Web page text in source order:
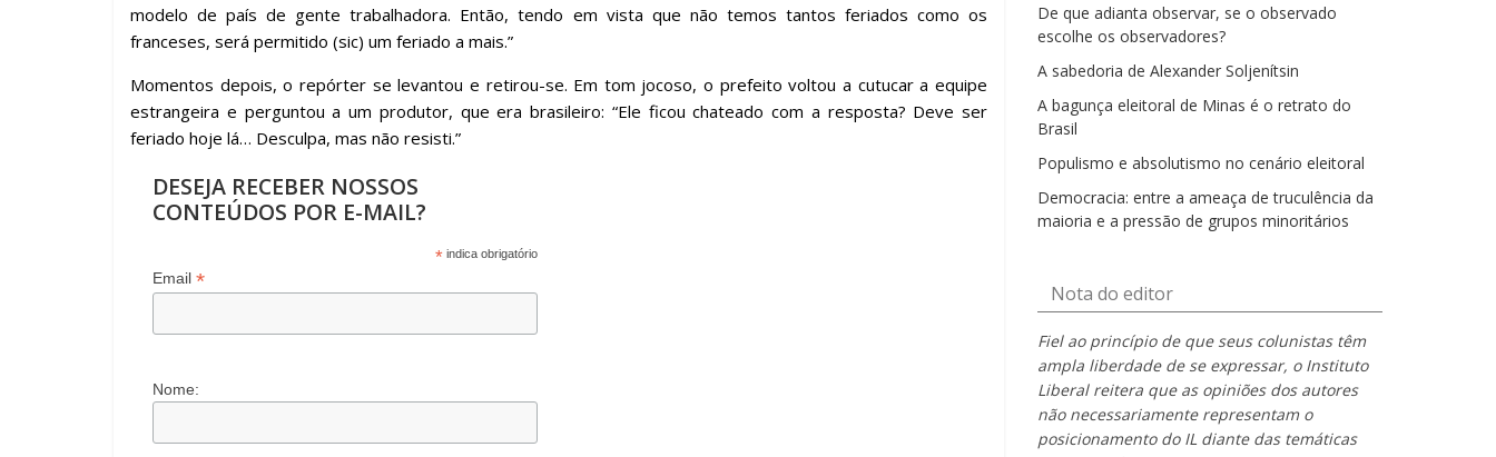
modelo de país de gente trabalhadora. Então, tendo em vista que não temos tantos feriados como os
franceses, será permitido (sic) um feriado a mais.”
Momentos depois, o repórter se levantou e retirou-se. Em tom jocoso, o prefeito voltou a cutucar a equipe
estrangeira e perguntou a um produtor, que era brasileiro: “Ele ficou chateado com a resposta? Deve ser
feriado hoje lá… Desculpa, mas não resisti.”
DESEJA RECEBER NOSSOS
CONTEÚDOS POR E-MAIL?
*indica obrigatório
Email *
Nome:
De que adianta observar, se o observado
escolhe os observadores?
A sabedoria de Alexander Soljenítsin
A bagunça eleitoral de Minas é o retrato do
Brasil
Populismo e absolutismo no cenário eleitoral
Democracia: entre a ameaça de truculência da
maioria e a pressão de grupos minoritários
Nota do editor
Fiel ao princípio de que seus colunistas têm
ampla liberdade de se expressar, o Instituto
Liberal reitera que as opiniões dos autores
não necessariamente representam o
posicionamento do IL diante das temáticas